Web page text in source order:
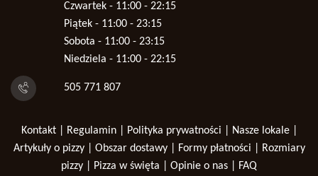
Czwartek - 11:00 - 22:15
Piątek - 11:00 - 23:15
Sobota - 11:00 - 23:15
Niedziela - 11:00 - 22:15
505 771 807
Kontakt| Regulamin| Polityka prywatności Nasze lokale|
Artykuły o pizzy| Obszar dostawy| Formy płatności
Rozmiary
pizzy
Pizza w święta Opinie o nas FAQ